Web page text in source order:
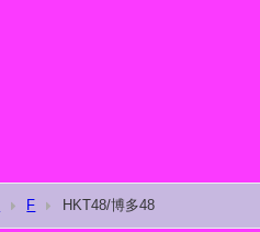
F HKT48/博多48